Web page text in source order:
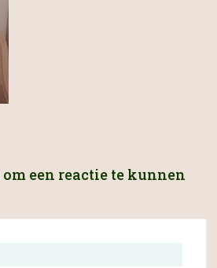
om een reactie te kunnen